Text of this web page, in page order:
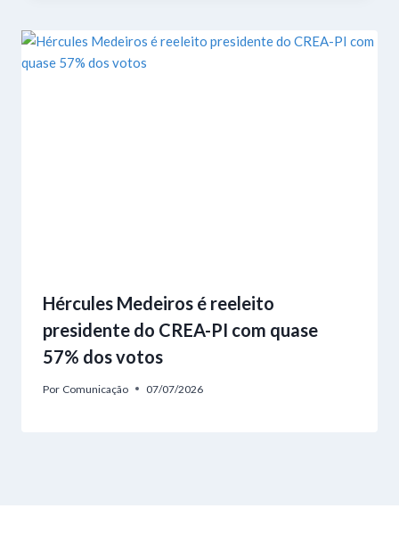
Hércules Medeiros é reeleito
presidente do CREA-PI com quase
57% dos votos
Por Comunicação 07/07/2026